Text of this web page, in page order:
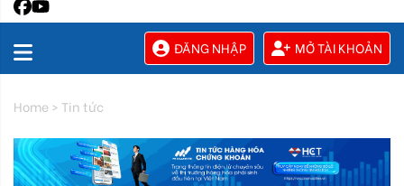
ĐĂNG NHẬP MỞ TÀI KHOẢN
Home > Tin tức